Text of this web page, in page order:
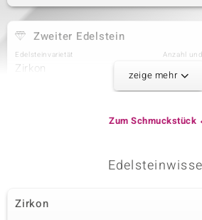
Zweiter Edelstein
Edelsteinvarietät
Zirkon
Anzahl
6 à
Herkunft
Zirkon
zeige mehr
Zum Schmuckstück
Zirkon